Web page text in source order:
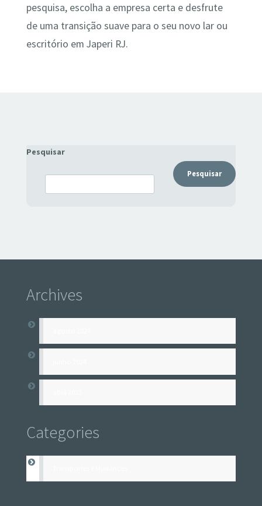
pesquisa, escolha a empresa certa e desfrute
de uma transição suave para o seu novo lar ou
escritório em Japeri RJ.
Pesquisar
Pesquisar
Archives
Categories